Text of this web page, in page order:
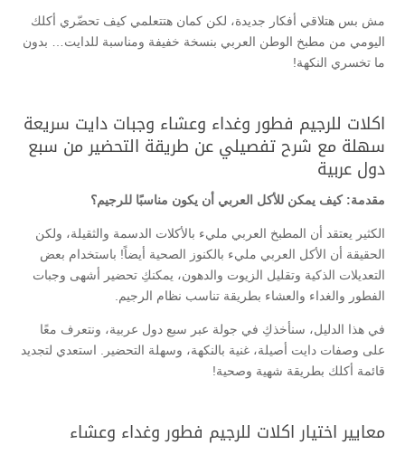
مش بس هتلاقي أفكار جديدة، لكن كمان هتتعلمي كيف تحضّري أكلك
اليومي من مطبخ الوطن العربي بنسخة خفيفة ومناسبة للدايت… بدون
ما تخسري النكهة!
اكلات للرجيم فطور وغداء وعشاء وجبات دايت سريعة
سهلة مع شرح تفصيلي عن طريقة التحضير من سبع
دول عربية
مقدمة: كيف يمكن للأكل العربي أن يكون مناسبًا للرجيم؟
الكثير يعتقد أن المطبخ العربي مليء بالأكلات الدسمة والثقيلة، ولكن
الحقيقة أن الأكل العربي مليء بالكنوز الصحية أيضاً! باستخدام بعض
التعديلات الذكية وتقليل الزيوت والدهون، يمكنكِ تحضير أشهى وجبات
الفطور والغداء والعشاء بطريقة تناسب نظام الرجيم.
في هذا الدليل، سنأخذكِ في جولة عبر سبع دول عربية، ونتعرف معًا
على وصفات دايت أصيلة، غنية بالنكهة، وسهلة التحضير. استعدي لتجديد
قائمة أكلك بطريقة شهية وصحية!
معايير اختيار اكلات للرجيم فطور وغداء وعشاء